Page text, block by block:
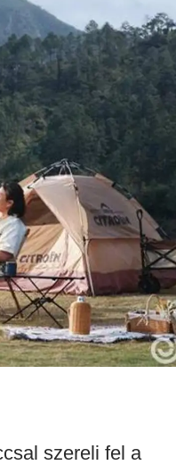
szereli fel a